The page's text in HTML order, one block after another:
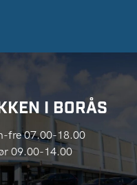
I BORÅS
fre 07.00-18.00
09.00-14.00